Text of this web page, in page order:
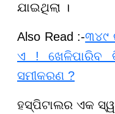
ଯାଇଥିଲା ।
Also Read :-୩୪୯
ଏ ! ଖେଳିପାରିବ
ସମୀକରଣ ?
ହସ୍ପିଟାଲର ଏକ